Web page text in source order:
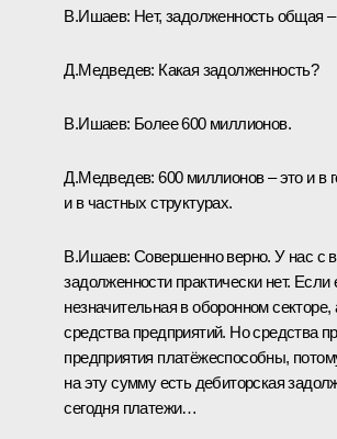
В.Ишаев: Нет, задолженность общая
Д.Медведев: Какая задолженность?
В.Ишаев: Более 600 миллионов.
Д.Медведев: 600 миллионов – это и в
и в частных структурах.
В.Ишаев: Совершенно верно. У нас с
задолженности практически нет. Если
незначительная в оборонном секторе,
средства предприятий. Но средства
предприятия платёжеспособны,
на эту сумму есть дебиторская
сегодня платежи…